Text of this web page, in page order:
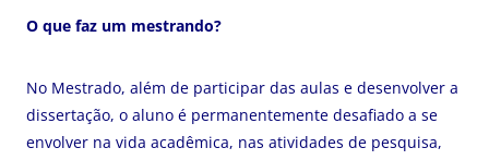
O que faz um mestrando?
No Mestrado, além de participar das aulas e desenvolver a
dissertação, o aluno é permanentemente desafiado a se
envolver na vida acadêmica, nas atividades de pesquisa,